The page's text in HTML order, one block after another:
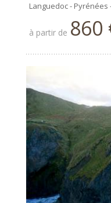
Languedoc -
à partir de 860